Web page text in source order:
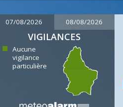
07/08/2026 08/08/2026
VIGILANCES
Aucune
vigilance
particulière